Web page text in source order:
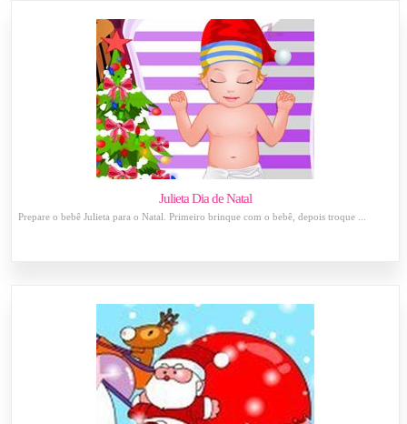
Julieta Dia de Natal
Prepare o bebê Julieta para o Natal. Primeiro brinque com o bebê, depois troque ...